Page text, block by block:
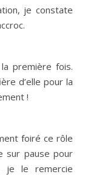
je constate
première fois.
d’elle pour la
!
foiré ce rôle
sur pause pour
je le remercie